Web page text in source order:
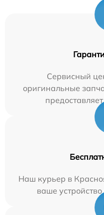
Сервисный
оригинальные
Наш курьер в
ваше